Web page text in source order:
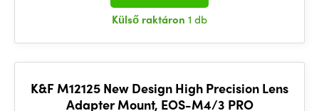
Külső raktáron 1 db
K&F M12125 New Design High Precision Lens
Adapter Mount, EOS-M4/3 PRO